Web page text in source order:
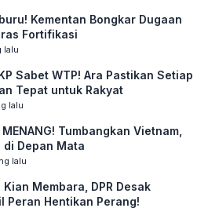
Kementan Bongkar Dugaan
Fortifikasi
lalu
Sabet WTP! Ara Pastikan Setiap
Tepat untuk Rakyat
lalu
MENANG! Tumbangkan Vietnam,
Depan Mata
lalu
Membara, DPR Desak
Peran Hentikan Perang!